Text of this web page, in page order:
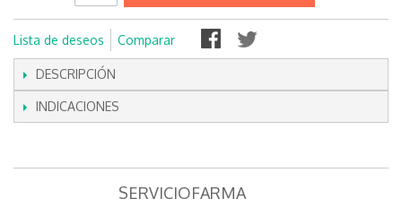
Lista de deseos Comparar
DESCRIPCIÓN
INDICACIONES
SERVICIOFARMA